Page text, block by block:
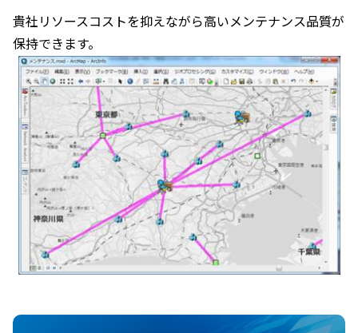
貴社リソースコストを抑えながら高いメンテナンス品質が
保持できます。